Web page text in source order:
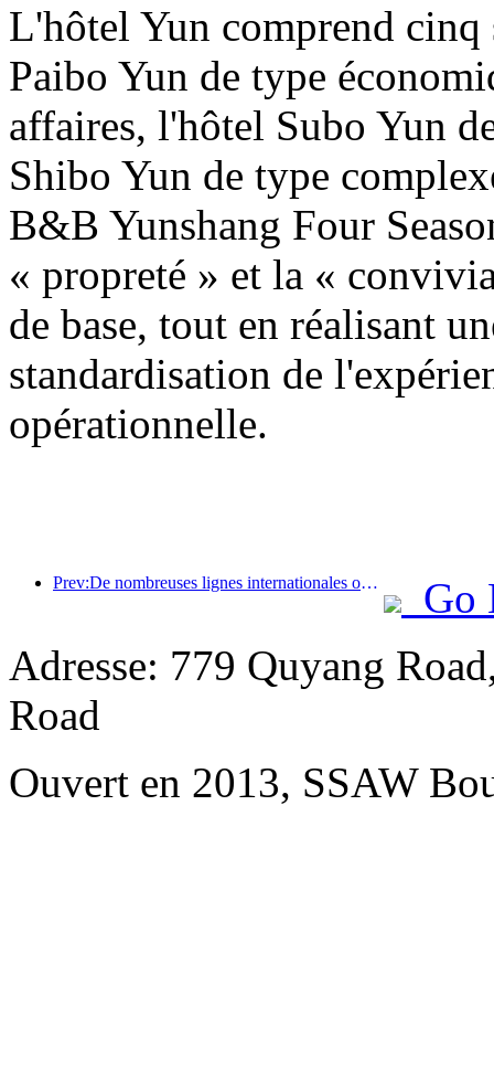
L'hôtel Yun comprend cinq
Paibo Yun de type
affaires, l'hôtel Subo Yun
Shibo Yun de type
B&B Yunshang Four
« propreté » et la «
de base, tout en réalisant
standardisation de
opérationnelle.
Prev:De nombreuses lignes internationales ont été ouvertes et augmentées récemment
Go
Adresse: 779 Quyang
Road
Ouvert en 2013, SSAW